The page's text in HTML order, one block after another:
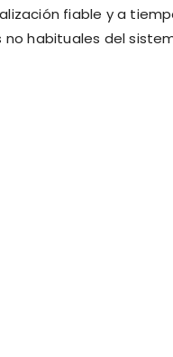
fiable y a
habituales del